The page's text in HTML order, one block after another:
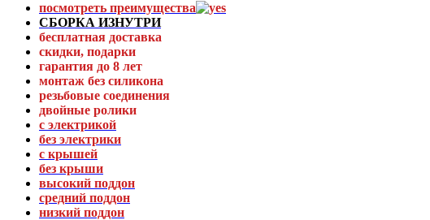
посмотреть преимущества
СБОРКА ИЗНУТРИ
бесплатная доставка
скидки, подарки
гарантия до 8 лет
монтаж без силикона
резьбовые соединения
двойные ролики
с электрикой
без электрики
с крышей
без крыши
высокий поддон
средний поддон
низкий поддон